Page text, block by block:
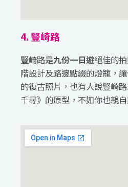
4. 豎崎路
豎崎路是九份一日遊絕佳的
階設計及路邊點綴的燈籠，
的復古照片，也有人說豎崎
千尋》的原型，不如你也親